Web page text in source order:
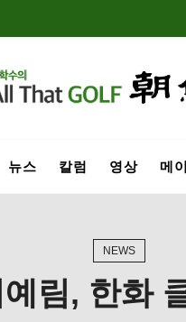
뉴스 칼럼 영상 메
NEWS
림, 한화